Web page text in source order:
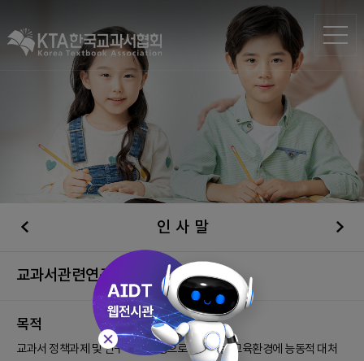
인 사 말
교과서관련연구사업
목적
교과서 정책과제 및 연구사업 수행으로 변화하는 교육환경에 능동적 대처